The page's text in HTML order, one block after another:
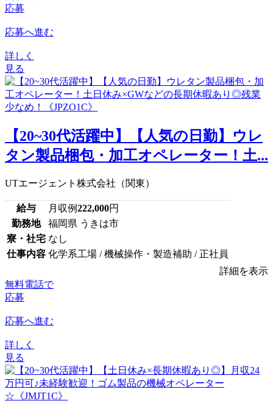
応募
応募へ進む
詳しく
見る
【20~30代活躍中】【人気の日勤】ウレ
タン製品梱包・加工オペレーター！土...
UTエージェント株式会社（関東）
給与 月収例222,000円
勤務地
福岡県 うきは市
寮・社宅 なし
仕事内容 化学系工場 / 機械操作・製造補助 / 正社員
詳細を表示
無料電話で
応募
応募へ進む
詳しく
見る